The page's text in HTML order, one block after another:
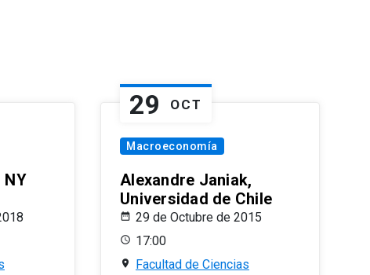
NY
29 OCT
Macroeconomía
Alexandre Janiak,
Universidad de Chile
29 de Octubre de 2015
17:00
Facultad de Ciencias